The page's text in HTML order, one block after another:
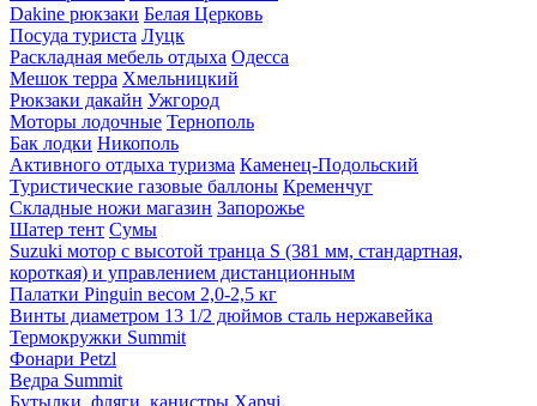
Dakine рюкзаки Белая Церковь
Посуда туриста Луцк
Раскладная мебель отдыха Одесса
Мешок терра Хмельницкий
Рюкзаки дакайн Ужгород
Моторы лодочные Тернополь
Бак лодки Никополь
Активного отдыха туризма Каменец-Подольский
Туристические газовые баллоны Кременчуг
Складные ножи магазин Запорожье
Шатер тент Сумы
Suzuki мотор с высотой транца S (381 мм, стандартная,
короткая) и управлением дистанционным
Палатки Pinguin весом 2,0-2,5 кг
Винты диаметром 13 1/2 дюймов сталь нержавейка
Термокружки Summit
Фонари Petzl
Ведра Summit
Бутылки, фляги, канистры Харчі